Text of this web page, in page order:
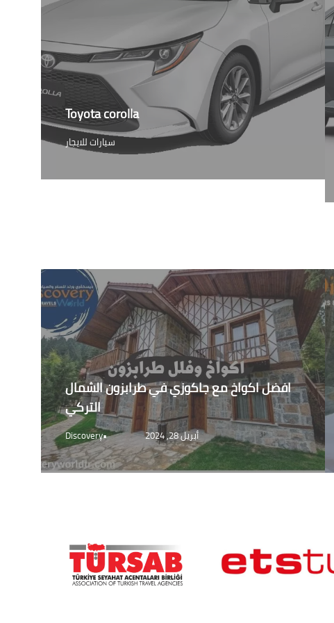
Toyota corolla
سيارات للايجار
افضل اكواخ مع جاكوزي في طرابزون الشمال
التركي
أبريل 28, 2024 •
Discovery